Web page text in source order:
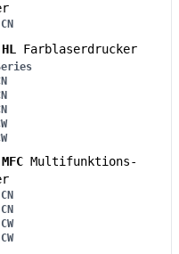
HL Farblaserdrucker
MFC Multifunktions-